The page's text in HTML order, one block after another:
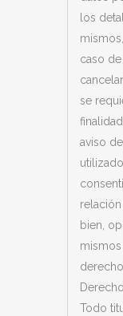
los
caso
se
aviso
bien,
Todo